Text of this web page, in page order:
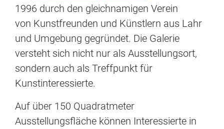
1996 durch den gleichnamigen Verein
von Kunstfreunden und Künstlern aus Lahr
und Umgebung gegründet. Die Galerie
versteht sich nicht nur als Ausstellungsort,
sondern auch als Treffpunkt für
Kunstinteressierte.
Auf über 150 Quadratmeter
Ausstellungsfläche können Interessierte in